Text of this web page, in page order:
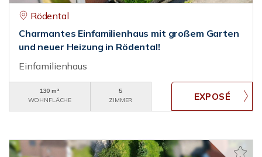
Rödental
Charmantes Einfamilienhaus mit großem Garten
und neuer Heizung in Rödental!
Einfamilienhaus
130 m²
WOHNFLÄCHE
5
ZIMMER